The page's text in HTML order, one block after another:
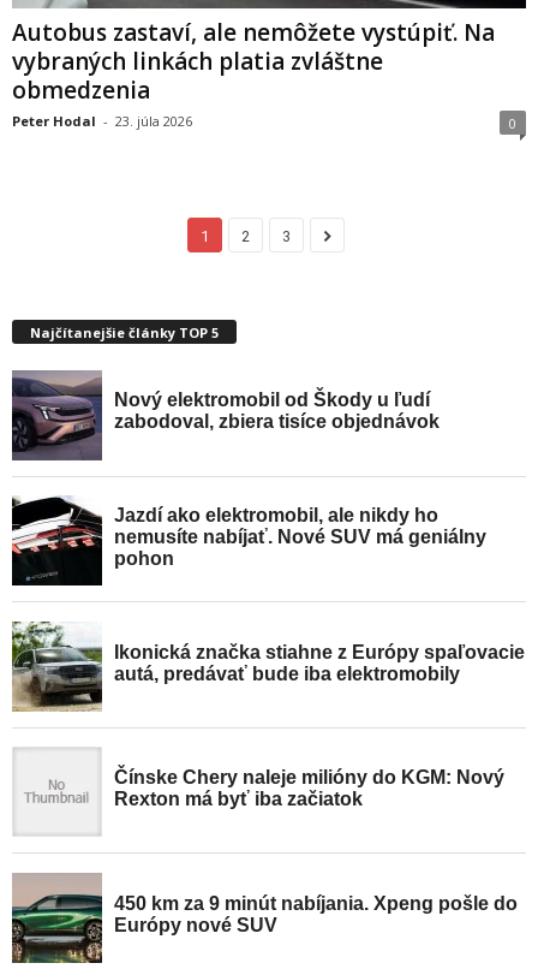
Autobus zastaví, ale nemôžete vystúpiť. Na
vybraných linkách platia zvláštne
obmedzenia
Peter Hodal - 23. júla 2026 0
1 2 3
Najčítanejšie články TOP 5